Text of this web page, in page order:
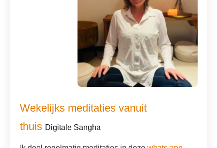
Wekelijks meditaties vanuit
thuis Digitale Sangha